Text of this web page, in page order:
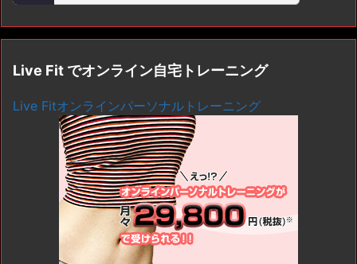
Live Fit でオンライン自宅トレーニング
Live Fitオンラインパーソナルトレーニング